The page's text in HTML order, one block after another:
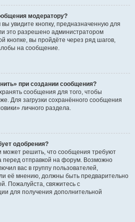
модератору?
увидите кнопку, предназначенную для
это разрешено администратором
кнопке, вы пройдёте через ряд шагов,
на сообщение.
при создании сообщения?
сообщения для того, чтобы
Для загрузки сохранённого сообщения
личного раздела.
одобрения?
решить, что сообщения требуют
перед отправкой на форум. Возможно
вас в группу пользователей,
её мнению, должны быть предварительно
Пожалуйста, свяжитесь с
для получения дополнительной